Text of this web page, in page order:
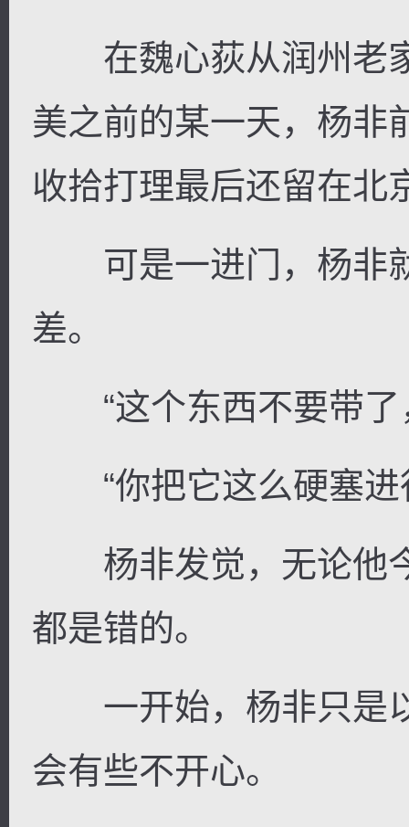
在魏心荻从润州老
美之前的某一天，杨非
收拾打理最后还留在北
可是一进门，杨非
差。
“这个东西不要带
“你把它这么硬塞进
杨非发觉，无论他
都是错的。
一开始，杨非只是
会有些不开心。